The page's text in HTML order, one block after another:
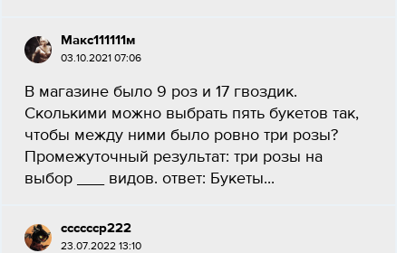
Макс111111м
03.10.2021 07:06
В магазине было 9 роз и 17 гвоздик.
Сколькими можно выбрать пять букетов так,
чтобы между ними было ровно три розы?
Промежуточный результат: три розы на
выбор ___ видов. ответ: Букеты...
сссссср222
23.07.2022 13:10